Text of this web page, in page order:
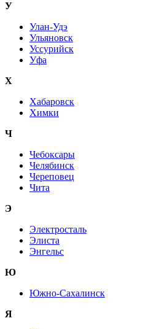
У
Улан-Удэ
Ульяновск
Уссурийск
Уфа
Х
Хабаровск
Химки
Ч
Чебоксары
Челябинск
Череповец
Чита
Э
Электросталь
Элиста
Энгельс
Ю
Южно-Сахалинск
Я